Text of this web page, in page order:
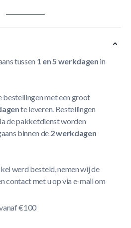
tussen 1 en 5 werkdagen in
bestellingen met een groot
te leveren. Bestellingen
de pakketdienst worden
binnen de 2 werkdagen
werd besteld, nemen wij de
contact met u op via e-mail om
€100